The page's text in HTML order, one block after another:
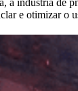
a indústria de
e otimizar o